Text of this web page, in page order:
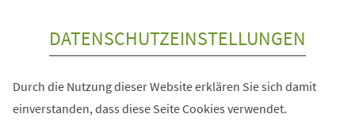
DATENSCHUTZEINSTELLUNGEN
Durch die Nutzung dieser Website erklären Sie sich damit
einverstanden, dass diese Seite Cookies verwendet.